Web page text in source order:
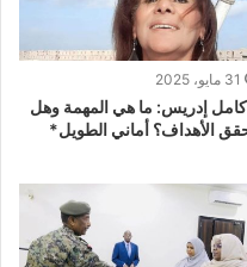
31 مايو، 2025
إدريس: ما هي المهمة وهل
الأهداف؟ أماني الطويل*